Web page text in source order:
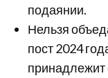
подаянии.
Нельзя
пост 2024
принадлежит